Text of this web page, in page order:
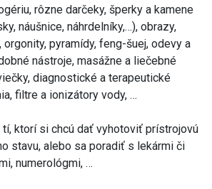
rôzne darčeky, šperky a kamene
náušnice, náhrdelníky,…), obrazy,
orgonity, pyramídy, feng-šuej, odevy a
nástroje, masážne a liečebné
diagnostické a terapeutické
filtre a ionizátory vody, …
tí, ktorí si chcú dať vyhotoviť prístrojovú
stavu, alebo sa poradiť s lekármi či
numerológmi, …